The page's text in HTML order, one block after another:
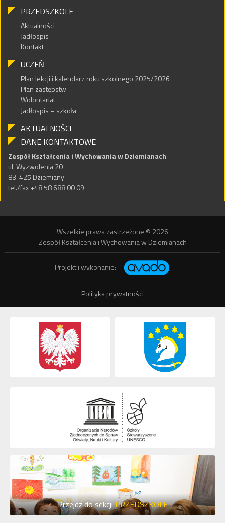
PRZEDSZKOLE
Aktualności
Jadłospis
Kontakt
UCZEŃ
Plan lekcji i kalendarz roku szkolnego 2025/2026
Plan zastępstw
Wolontariat
Jadłospis – szkoła
AKTUALNOŚCI
DANE KONTAKTOWE
Zespół Kształcenia i Wychowania w Dziemianach
ul. Wyzwolenia 20
83-425 Dziemiany
tel./fax +48 58 688 00 09
Wszelkie prawa zastrzeżone © 2026
Zespół Kształcenia i Wychowania w Dziemianach
Projekt i wykonanie:
Polityka prywatności
Przejdź do sekcjiPRZEDSZKOLE